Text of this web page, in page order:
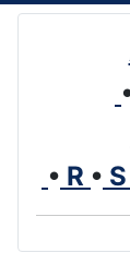
• R • S